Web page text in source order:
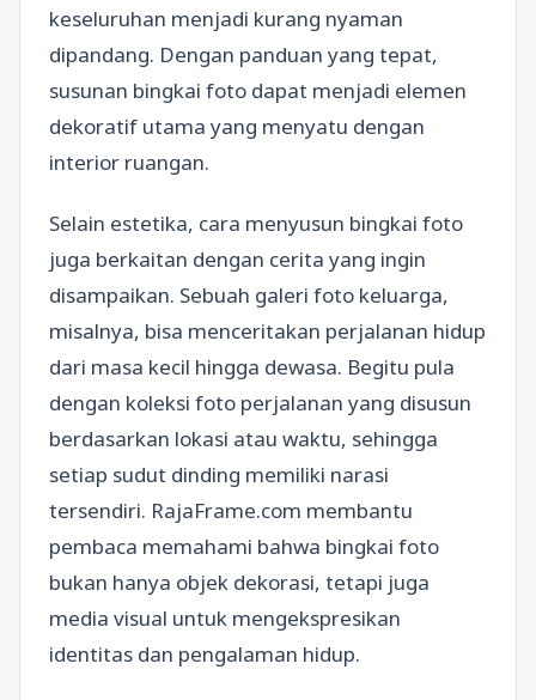
keseluruhan menjadi kurang nyaman
dipandang. Dengan panduan yang tepat,
susunan bingkai foto dapat menjadi elemen
dekoratif utama yang menyatu dengan
interior ruangan.
Selain estetika, cara menyusun bingkai foto
juga berkaitan dengan cerita yang ingin
disampaikan. Sebuah galeri foto keluarga,
misalnya, bisa menceritakan perjalanan hidup
dari masa kecil hingga dewasa. Begitu pula
dengan koleksi foto perjalanan yang disusun
berdasarkan lokasi atau waktu, sehingga
setiap sudut dinding memiliki narasi
tersendiri. RajaFrame.com membantu
pembaca memahami bahwa bingkai foto
bukan hanya objek dekorasi, tetapi juga
media visual untuk mengekspresikan
identitas dan pengalaman hidup.